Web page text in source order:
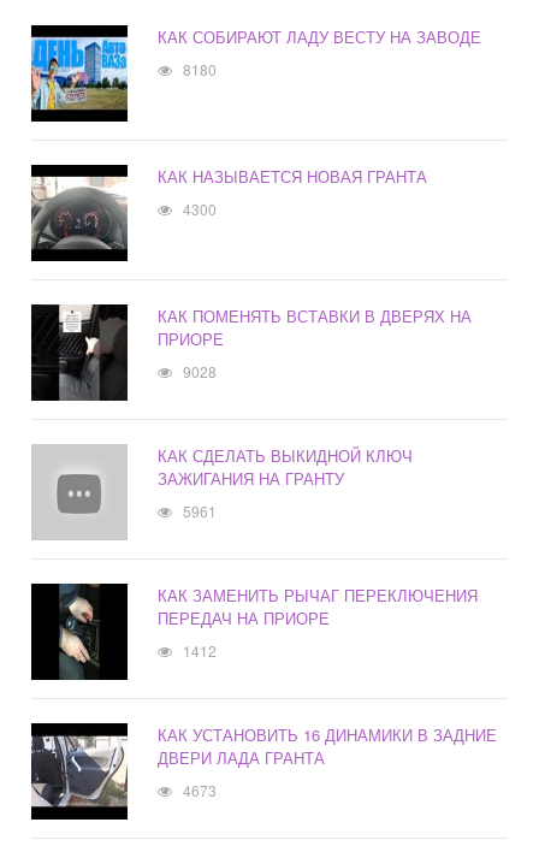
КАК СОБИРАЮТ ЛАДУ ВЕСТУ НА ЗАВОДЕ
8180
КАК НАЗЫВАЕТСЯ НОВАЯ ГРАНТА
4300
КАК ПОМЕНЯТЬ ВСТАВКИ В ДВЕРЯХ НА
ПРИОРЕ
9028
КАК СДЕЛАТЬ ВЫКИДНОЙ КЛЮЧ
ЗАЖИГАНИЯ НА ГРАНТУ
5961
КАК ЗАМЕНИТЬ РЫЧАГ ПЕРЕКЛЮЧЕНИЯ
ПЕРЕДАЧ НА ПРИОРЕ
1412
КАК УСТАНОВИТЬ 16 ДИНАМИКИ В ЗАДНИЕ
ДВЕРИ ЛАДА ГРАНТА
4673